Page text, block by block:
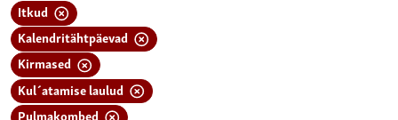
Itkud
Kalendritähtpäevad
Kirmased
Kul´atamise laulud
Pulmakombed